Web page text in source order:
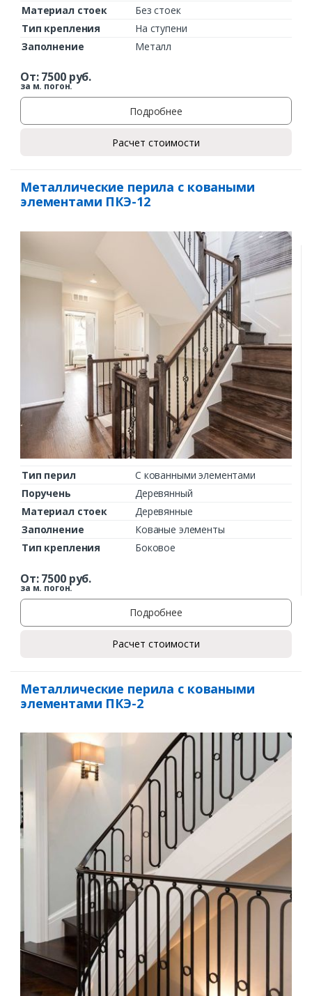
Материал стоек
Без стоек
Тип крепления
На ступени
Заполнение
Металл
От:7500руб.
за м. погон.
Подробнее
Расчет стоимости
Металлические перила с коваными
элементами ПКЭ-12
Тип перил
С кованными элементами
Поручень
Деревянный
Материал стоек
Деревянные
Заполнение
Кованые элементы
Тип крепления
Боковое
От:7500руб.
за м. погон.
Подробнее
Расчет стоимости
Металлические перила с коваными
элементами ПКЭ-2